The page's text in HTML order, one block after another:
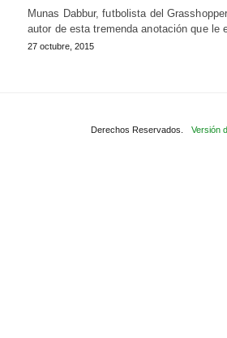
Munas Dabbur, futbolista del
autor de esta tremenda anotación que le
27 octubre, 2015
Derechos Reservados. Versión